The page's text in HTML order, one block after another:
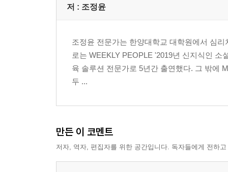
1. 자조행동을 최대한 늘린다
4. 뜻대로 되지 않는 것도 있음을 정확히 알려 준다
5. ‘내가 최고, 내가 먼저’라는 생각에서 벗어나도
6. 아이가 할 말을 부모가 대신해 주지 않는다
7. 아이와 함께 밥을 먹는다
제3장 생후 37개월부터 48개월까지는 자기 조절력
1. 배변훈련을 완전히 끝내자
저 : 조정윤
조정윤 전문가는 한양대학교 대학원에서 심
로는 WEEKLY PEOPLE '2019년 신지식인 소
육 솔루션 전문가로 5년간 출연했다. 그 밖에
두 ...
만든 이 코멘트
저자, 역자, 편집자를 위한 공간입니다. 독자들에게 전하